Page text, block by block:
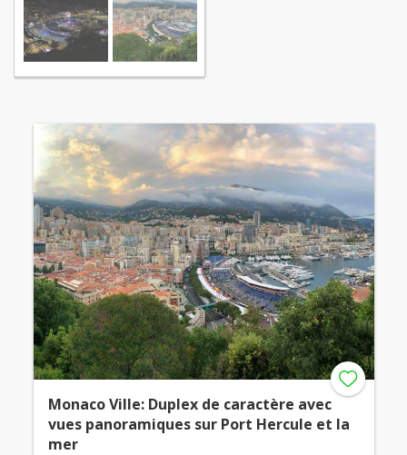
Monaco Ville: Duplex de caractère avec
vues panoramiques sur Port Hercule et la
mer